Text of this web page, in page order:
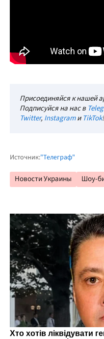
Присоединяйся к нашей
Подписуйся на нас в
Twitter, InstagramиTikTok!
Источник:"Телеграф"
Новости Украины Шоу-